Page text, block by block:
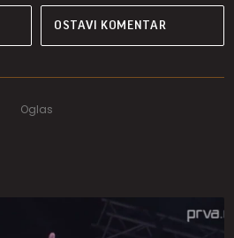
OSTAVI KOMENTAR